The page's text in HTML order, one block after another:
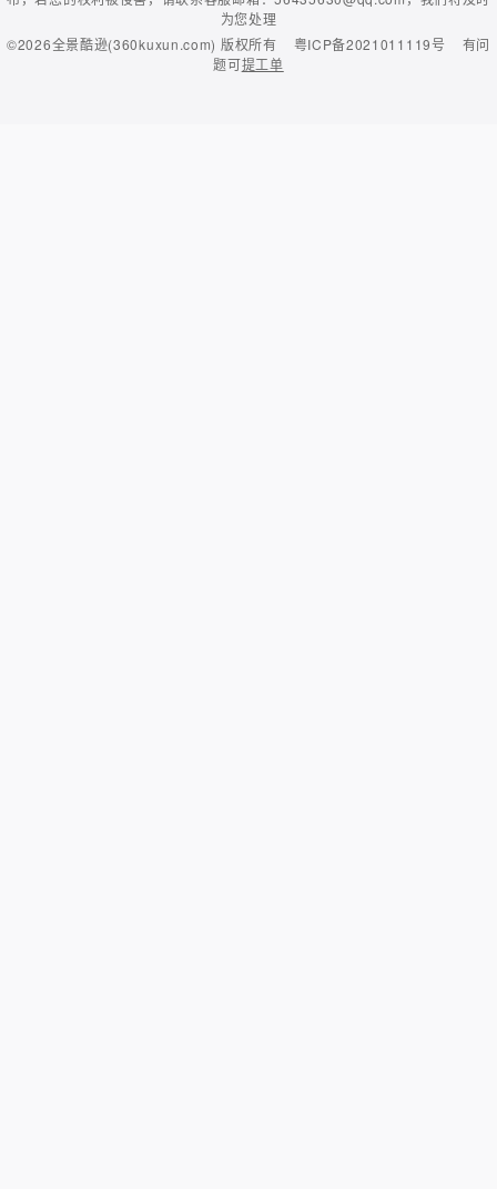
为您处理
©2026全景酷逊(360kuxun.com) 版权所有 粤ICP备2021011119号
有问
题可提工单